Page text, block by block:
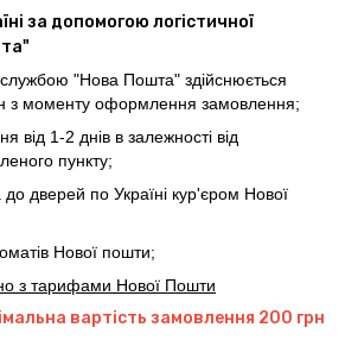
за допомогою логістичної
службою "Нова Пошта" здійснюється
з моменту оформлення замовлення;
від 1-2 днів в залежності від
пункту;
дверей по Україні кур'єром Нової
Нової пошти;
з тарифами Нової Пошти
вартість замовлення 200 грн